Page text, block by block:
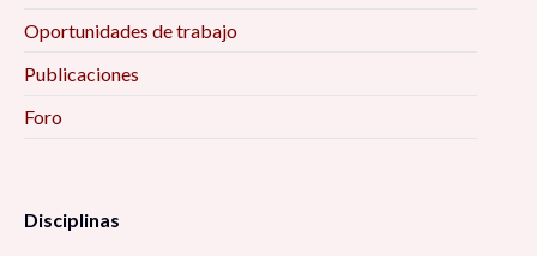
Oportunidades de trabajo
Publicaciones
Foro
Disciplinas